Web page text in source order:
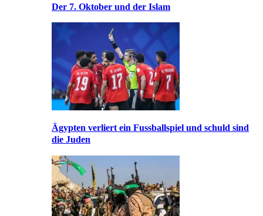
Der 7. Oktober und der Islam
Ägypten verliert ein Fussballspiel und schuld sind
die Juden